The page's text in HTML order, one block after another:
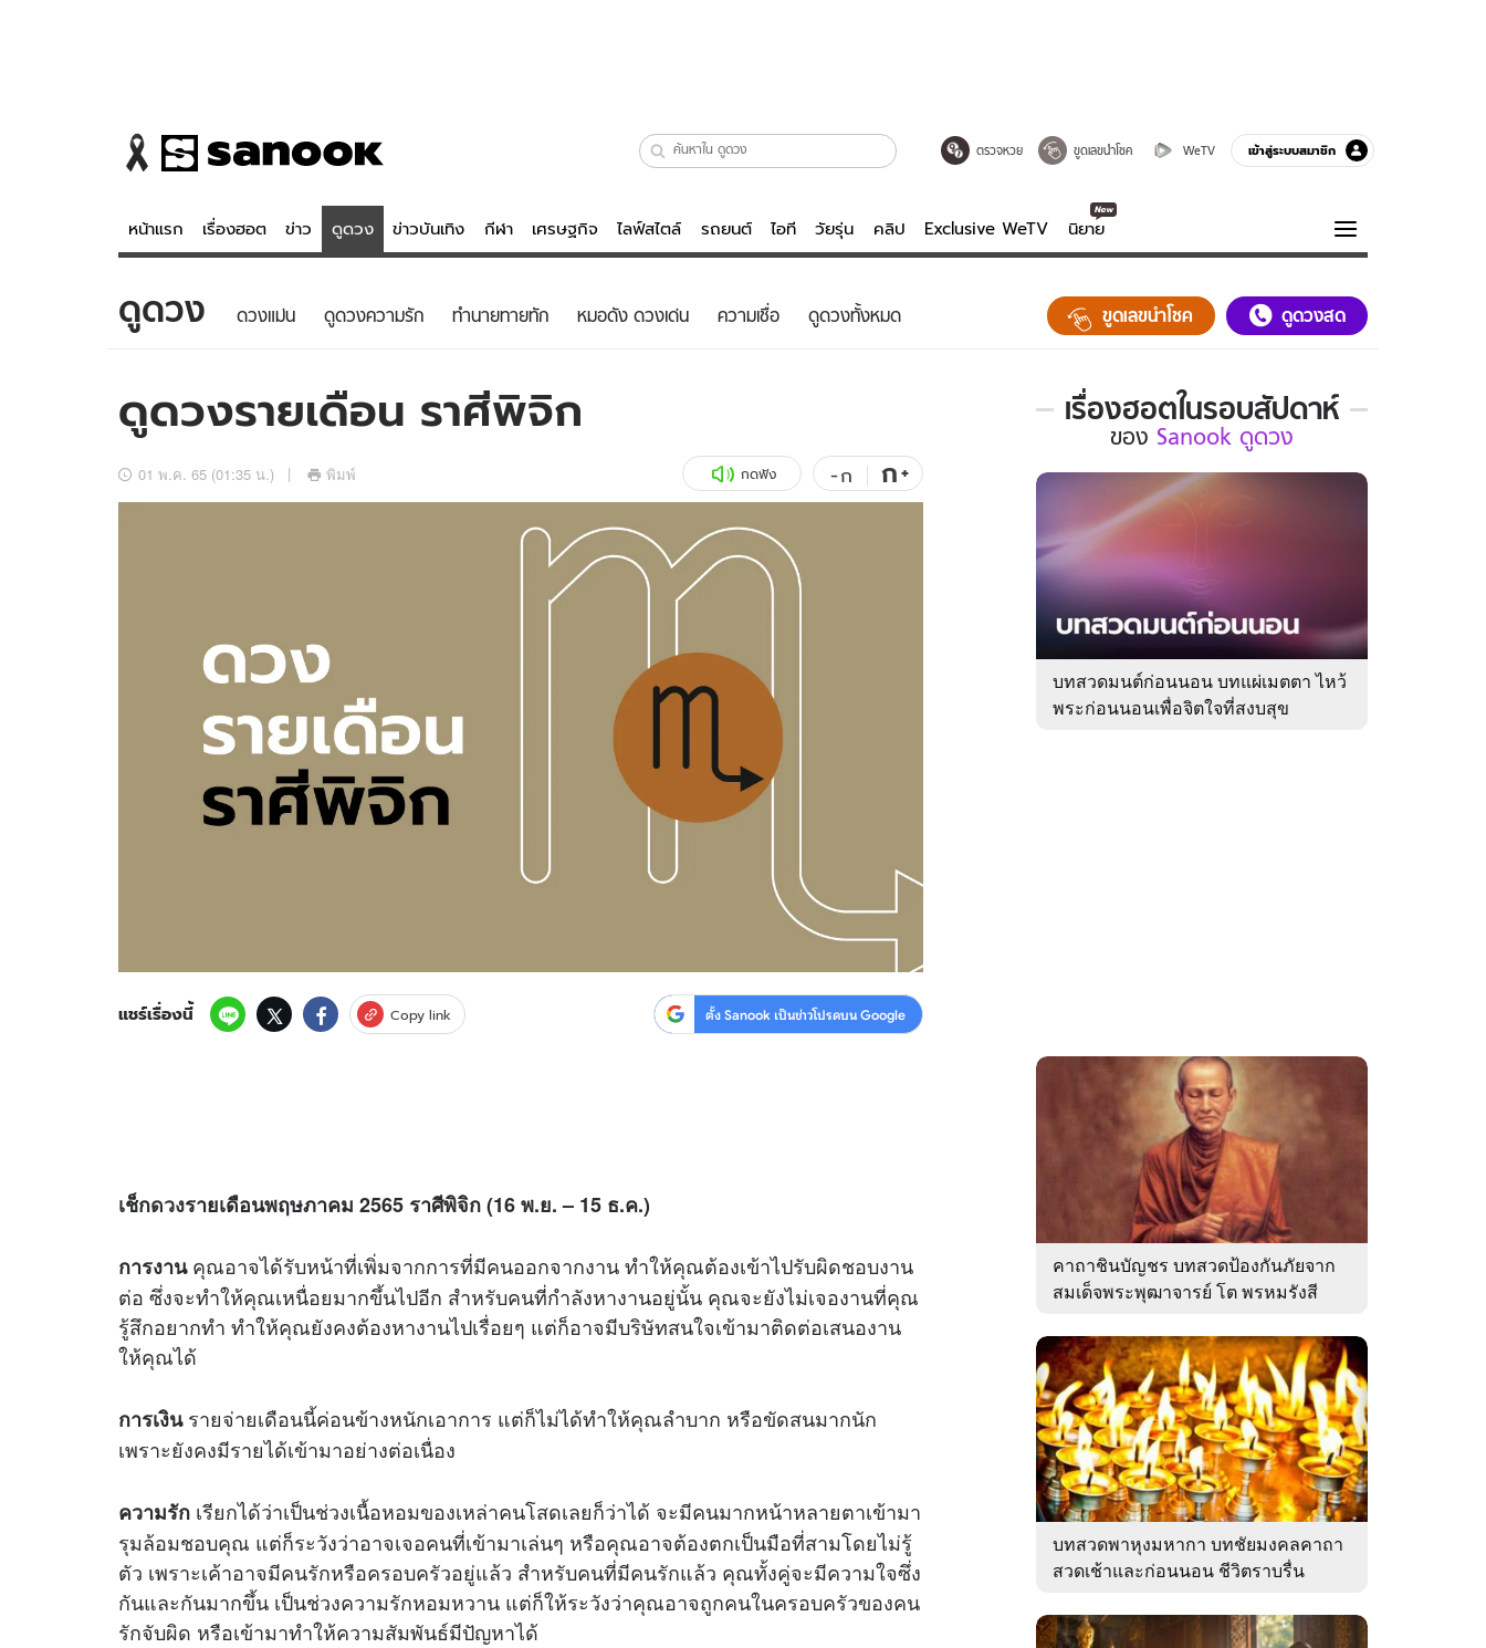
ตรวจหวย ขูดเลขนำโชค WeTV เข้าสู่ระบบสมาชิก
หน้าแรก เรื่องฮอต ข่าว ดูดวง ข่าวบันเทิง กีฬา เศรษฐกิจ ไลฟ์สไตล์ รถยนต์ ไอที วัยรุ่น คลิป Exclusive WeTV นิยาย
ข่าว
ข่าวบันเทิง
ดูดวง - ตรวจหวย
สถิติหวยไทย
ไลฟ์สไตล์
รถยนต์
สุขภาพ
เที่ยว-กิน
Tasteful Thailand
คลิป
พอดแคสต์
ความรู้รอบตัว
ฮาวทู
ดาวน์โหลดสนุกแอปฟรี ติดตามสนุกโซเชียลได้ที่
สงวนลิขสิทธิ์ ©2569บริษัท อิมเมจ ฟิวเจอร์ (ประเทศไทย) จำกัด
ดูดวง ดวงแม่น ดูดวงความรัก ทํานายทายทัก หมอดัง ดวงเด่น ความเชื่อ ดูดวงทั้งหมด ขูดเลขนำโชค ดูดวงสด
ดูดวงรายเดือน ราศีพิจิก
01 พ.ค. 65 (01:35 น.) พิมพ์ กดฟัง -ก ก+
แชร์เรื่องนี้ Copy link ตั้ง Sanook เป็นข่าวโปรดบน Google
เช็กดวงรายเดือนพฤษภาคม 2565 ราศีพิจิก (16 พ.ย. – 15 ธ.ค.)
การงานคุณอาจได้รับหน้าที่เพิ่มจากการที่มีคนออกจากงาน ทำให้คุณต้องเข้าไปรับผิดชอบงาน
ต่อ ซึ่งจะทำให้คุณเหนื่อยมากขึ้นไปอีก สำหรับคนที่กำลังหางานอยู่นั้น คุณจะยังไม่เจองานที่คุณ
รู้สึกอยากทำ ทำให้คุณยังคงต้องหางานไปเรื่อยๆ แต่ก็อาจมีบริษัทสนใจเข้ามาติดต่อเสนองาน
ให้คุณได้
การเงินรายจ่ายเดือนนี้ค่อนข้างหนักเอาการ แต่ก็ไม่ได้ทำให้คุณลำบาก หรือขัดสนมากนัก
เพราะยังคงมีรายได้เข้ามาอย่างต่อเนื่อง
ความรัก เรียกได้ว่าเป็นช่วงเนื้อหอมของเหล่าคนโสดเลยก็ว่าได้ จะมีคนมากหน้าหลายตาเข้ามา
รุมล้อมชอบคุณ แต่ก็ระวังว่าอาจเจอคนที่เข้ามาเล่นๆ หรือคุณอาจต้องตกเป็นมือที่สามโดยไม่รู้
ตัว เพราะเค้าอาจมีคนรักหรือครอบครัวอยู่แล้ว สำหรับคนที่มีคนรักแล้ว คุณทั้งคู่จะมีความใจซึ่ง
กันและกันมากขึ้น เป็นช่วงความรักหอมหวาน แต่ก็ให้ระวังว่าคุณอาจถูกคนในครอบครัวของคน
รักจับผิด หรือเข้ามาทำให้ความสัมพันธ์มีปัญหาได้
เรื่องฮอตในรอบสัปดาห์
เรื่อง
ใน
รอบ
ของ
Sanook
ดูด
ของ Sanook ดูดวง
บทสวดมนต์ก่อนนอน บทแผ่เมตตา ไหว้
พระก่อนนอนเพื่อจิตใจที่สงบสุข
คาถาชินบัญชร บทสวดป้องกันภัยจาก
สมเด็จพระพุฒาจารย์ โต พรหมรังสี
บทสวดพาหุงมหากา บทชัยมงคลคาถา
สวดเช้าและก่อนนอน ชีวิตราบรื่น